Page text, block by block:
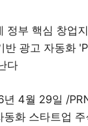
정부 핵심 창업
반 광고 자동화
다
년 4월 29일 /
화 스타트업